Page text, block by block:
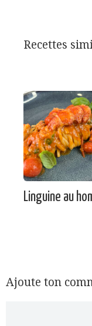
Recettes
Linguine au
Ajoute ton